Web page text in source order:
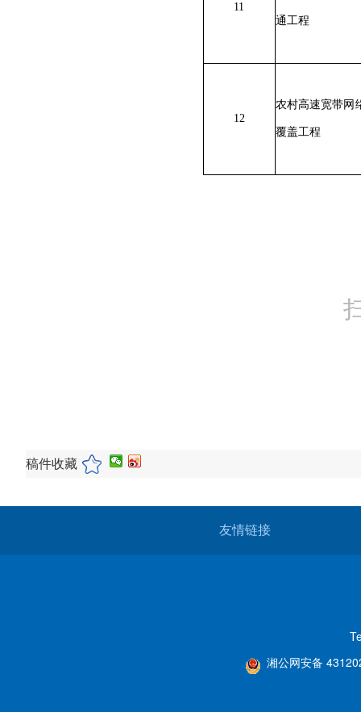
11
通工程
12
农村高速宽带网
覆盖工程
稿件收藏
友情链接
湘公网安备